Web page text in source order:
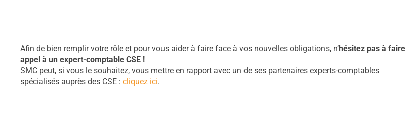
Afin de bien remplir votre rôle et pour vous aider à faire face à vos nouvelles obligations, n’hésitez pas à faire
appel à un expert-comptable CSE !
SMC peut, si vous le souhaitez, vous mettre en rapport avec un de ses partenaires experts-comptables
spécialisés auprès des CSE : cliquez ici.